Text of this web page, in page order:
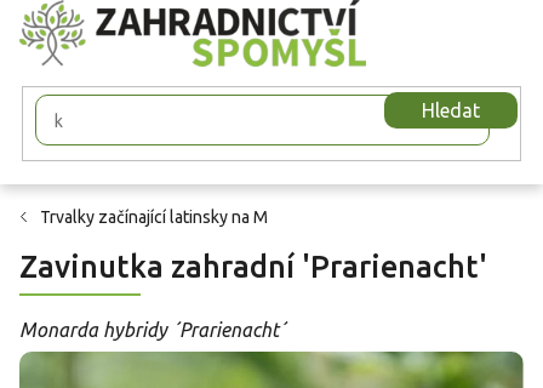
Přejít
na
obsah
Hledat
Trvalky začínající latinsky na M
Zavinutka zahradní 'Prarienacht'
Monarda hybridy ´Prarienacht´